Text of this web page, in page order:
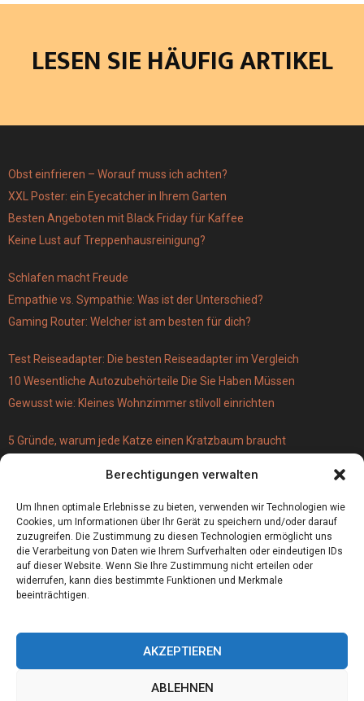
Berechtigungen verwalten
Um Ihnen optimale Erlebnisse zu bieten, verwenden wir Technologien wie
Cookies, um Informationen über Ihr Gerät zu speichern und/oder darauf
zuzugreifen. Die Zustimmung zu diesen Technologien ermöglicht uns
die Verarbeitung von Daten wie Ihrem Surfverhalten oder eindeutigen IDs
auf dieser Website. Wenn Sie Ihre Zustimmung nicht erteilen oder
widerrufen, kann dies bestimmte Funktionen und Merkmale
beeinträchtigen.
AKZEPTIEREN
ABLEHNEN
LESEN SIE HÄUFIG ARTIKEL
Obst einfrieren – Worauf muss ich achten?
XXL Poster: ein Eyecatcher in Ihrem Garten
Besten Angeboten mit Black Friday für Kaffee
Keine Lust auf Treppenhausreinigung?
Schlafen macht Freude
Empathie vs. Sympathie: Was ist der Unterschied?
Gaming Router: Welcher ist am besten für dich?
Test Reiseadapter: Die besten Reiseadapter im Vergleich
10 Wesentliche Autozubehörteile Die Sie Haben Müssen
Gewusst wie: Kleines Wohnzimmer stilvoll einrichten
5 Gründe, warum jede Katze einen Kratzbaum braucht
Bestecktaschen bedrucken